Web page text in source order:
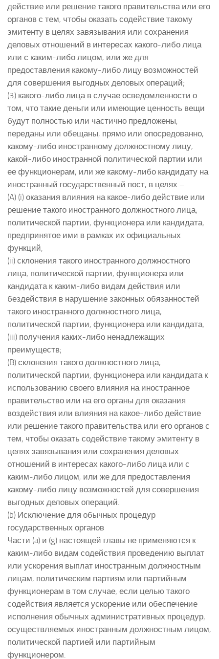
действие или решение такого правительства или его
органов с тем, чтобы оказать содействие такому
эмитенту в целях завязывания или сохранения
деловых отношений в интересах какого-либо лица
или с каким-либо лицом, или же для
предоставления какому-либо лицу возможностей
для совершения выгодных деловых операций;
(3) какого-либо лица в случае осведомленности о
том, что такие деньги или имеющие ценность вещи
будут полностью или частично предложены,
переданы или обещаны, прямо или опосредованно,
какому-либо иностранному должностному лицу,
какой-либо иностранной политической партии или
ее функционерам, или же какому-либо кандидату на
иностранный государственный пост, в целях –
(A) (i) оказания влияния на какое-либо действие или
решение такого иностранного должностного лица,
политической партии, функционера или кандидата,
предпринятое ими в рамках их официальных
функций,
(ii) склонения такого иностранного должностного
лица, политической партии, функционера или
кандидата к каким-либо видам действия или
бездействия в нарушение законных обязанностей
такого иностранного должностного лица,
политической партии, функционера или кандидата,
(iii) получения каких-либо ненадлежащих
преимуществ;
(B) склонения такого должностного лица,
политической партии, функционера или кандидата к
использованию своего влияния на иностранное
правительство или на его органы для оказания
воздействия или влияния на какое-либо действие
или решение такого правительства или его органов с
тем, чтобы оказать содействие такому эмитенту в
целях завязывания или сохранения деловых
отношений в интересах какого-либо лица или с
каким-либо лицом, или же для предоставления
какому-либо лицу возможностей для совершения
выгодных деловых операций.
(b) Исключение для обычных процедур
государственных органов
Части (a) и (g) настоящей главы не применяются к
каким-либо видам содействия проведению выплат
или ускорения выплат иностранным должностным
лицам, политическим партиям или партийным
функционерам в том случае, если целью такого
содействия является ускорение или обеспечение
исполнения обычных административных процедур,
осуществляемых иностранным должностным лицом,
политической партией или партийным
функционером.